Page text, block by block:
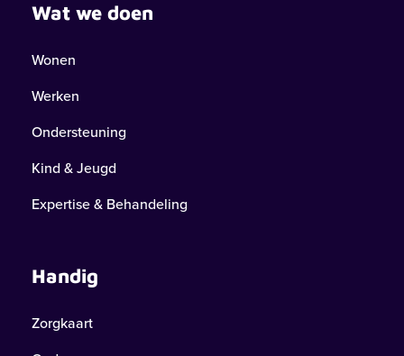
Wat we doen
Wonen
Werken
Ondersteuning
Kind & Jeugd
Expertise & Behandeling
Handig
Zorgkaart